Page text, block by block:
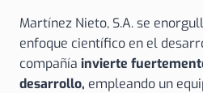
Martínez Nieto, S.A. se
enfoque científico en el
compañía invierte
desarrollo, empleando un